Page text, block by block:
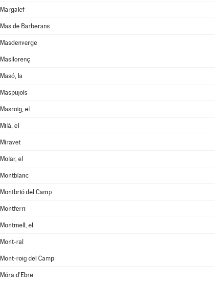
Margalef
Mas de Barberans
Masdenverge
Masllorenç
Masó, la
Maspujols
Masroig, el
Milà, el
Miravet
Molar, el
Montblanc
Montbrió del Camp
Montferri
Montmell, el
Mont-ral
Mont-roig del Camp
Móra d'Ebre